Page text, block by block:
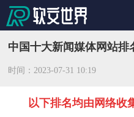
中国十大新闻媒体网站排
时间：2023-07-31 10:19
以下排名均由网络收